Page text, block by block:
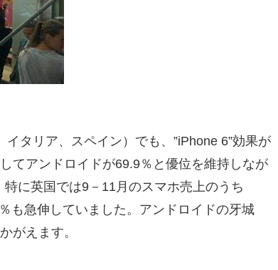
タリア、スペイン）でも、”iPhone 6”効果が
てアンドロイドが69.9％と優位を維持しなが
に英国では9－11月のスマホ売上のうち
も急伸していました。アンドロイドの牙城
がえます。